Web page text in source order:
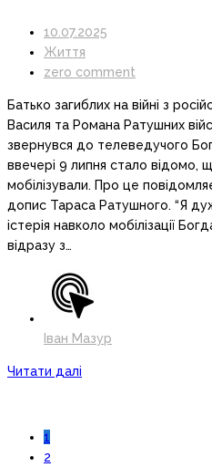
10.07.2025
Життя
zero comment
Батько загиблих на війні з
Василя та Романа Ратушних
звернувся до телеведучого
ввечері 9 липня стало відомо,
мобілізували. Про це
допис Тараса Ратушного. “Я
істерія навколо мобілізації
відразу з…
Іван Мазур
Читати далі
1
2